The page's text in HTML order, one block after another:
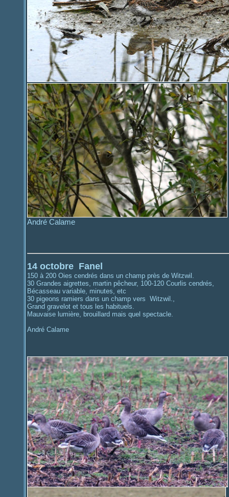
André Calame
14 octobre Fanel
150 à 200 Oies cendrés dans un champ près de Witzwil.
30 Grandes aigrettes, martin pêcheur, 100-120 Courlis cendrés,
Bécasseau variable, minutes, etc
30 pigeons ramiers dans un champ vers Witzwil.,
Grand gravelot et tous les habituels.
Mauvaise lumière, brouillard mais quel spectacle.
André Calame